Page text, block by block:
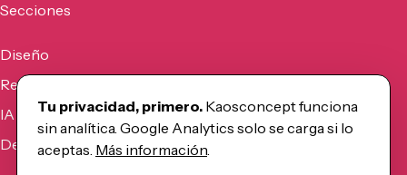
Secciones
Diseño
Recursos
IA
Desarrollo
Tu privacidad, primero. Kaosconcept funciona
sin analítica. Google Analytics solo se carga si lo
aceptas. Más información.